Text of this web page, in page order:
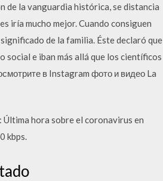
de la vanguardia histórica, se distancia
iría mucho mejor. Cuando consiguen
de la familia. Éste declaró que
social e iban más allá que los científicos
в Instagram фото и видео La
hora sobre el coronavirus en
kbps.